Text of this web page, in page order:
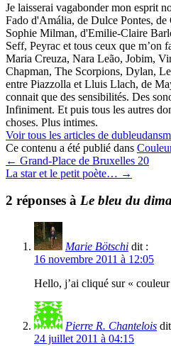
Je laisserai vagabonder mon esprit
Fado d'Amália, de Dulce Pontes,
Sophie Milman, d'Emilie-Claire
Seff, Peyrac et tous ceux que m’on
Maria Creuza, Nara Leão, Jobim,
Chapman, The Scorpions, Dylan,
entre Piazzolla et Lluis Llach, de
connait que des sensibilités. Des
Infiniment. Et puis tous les autres
choses. Plus intimes.
Voir tous les articles de
Ce contenu a été publié dans
← Grand-Place de Bruxelles 20
La star et le petit poète… →
2 réponses à Le bleu du
Marie Bötschi dit :
16 novembre 2011 à 12:05
Hello, j’ai cliqué sur «
Pierre R. Chantelois
24 juillet 2011 à 04:15